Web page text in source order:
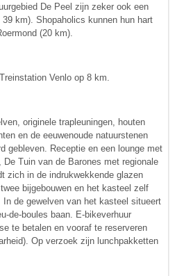
De Peel zijn zeker ook een
km). Shopaholics kunnen hun hart
(20 km).
Venlo op 8 km.
originele trapleuningen, houten
en de eeuwenoude natuurstenen
gebleven. Receptie en een lounge met
De Tuin van de Barones met regionale
zich in de indrukwekkende glazen
bijgebouwen en het kasteel zelf
In de gewelven van het kasteel situeert
de-boules baan. E-bikeverhuur
te betalen en vooraf te reserveren
Op verzoek zijn lunchpakketten